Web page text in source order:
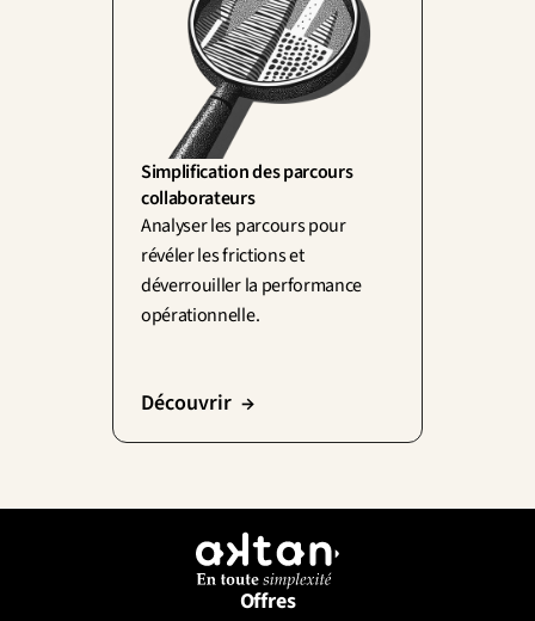
Simplification des parcours
collaborateurs
Analyser les parcours pour
révéler les frictions et
déverrouiller la performance
opérationnelle.
Découvrir  →
Offres